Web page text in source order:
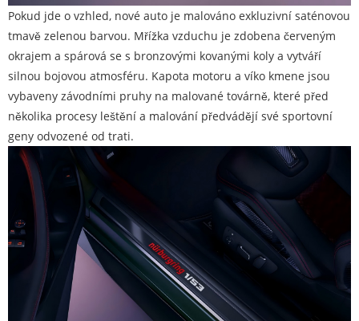
Pokud jde o vzhled, nové auto je malováno exkluzivní saténovou
tmavě zelenou barvou. Mřížka vzduchu je zdobena červeným
okrajem a spárová se s bronzovými kovanými koly a vytváří
silnou bojovou atmosféru. Kapota motoru a víko kmene jsou
vybaveny závodními pruhy na malované továrně, které před
několika procesy leštění a malování předvádějí své sportovní
geny odvozené od trati.